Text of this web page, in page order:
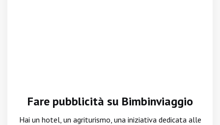
Fare pubblicità su Bimbinviaggio
Hai un hotel, un agriturismo, una iniziativa dedicata alle